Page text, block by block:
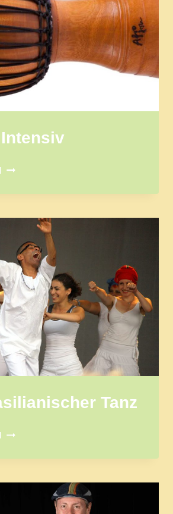
DJEMBE
Tanz
AFRO-
TANZ